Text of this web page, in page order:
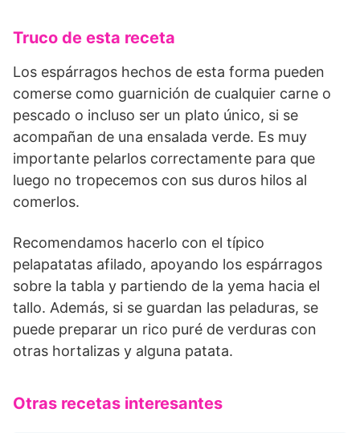
Truco de esta receta
Los espárragos hechos de esta forma pueden
comerse como guarnición de cualquier carne o
pescado o incluso ser un plato único, si se
acompañan de una ensalada verde. Es muy
importante pelarlos correctamente para que
luego no tropecemos con sus duros hilos al
comerlos.
Recomendamos hacerlo con el típico
pelapatatas afilado, apoyando los espárragos
sobre la tabla y partiendo de la yema hacia el
tallo. Además, si se guardan las peladuras, se
puede preparar un rico puré de verduras con
otras hortalizas y alguna patata.
Otras recetas interesantes